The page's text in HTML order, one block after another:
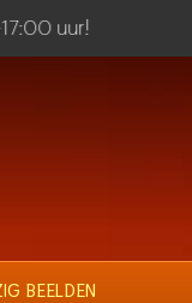
uur!
BEELDEN